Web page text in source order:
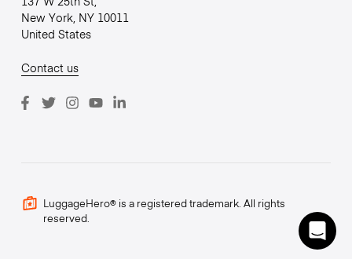
New York, NY 10011
United States
Contact us
LuggageHero® is a registered trademark. All rights
reserved.